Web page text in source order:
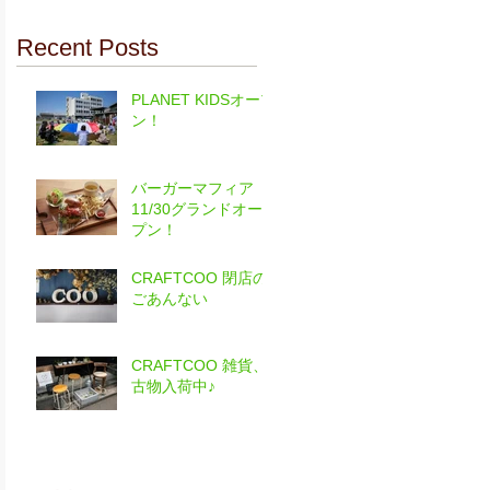
Recent Posts
PLANET KIDSオープ
ン！
バーガーマフィア
11/30グランドオー
プン！
CRAFTCOO 閉店の
ごあんない
CRAFTCOO 雑貨、
古物入荷中♪